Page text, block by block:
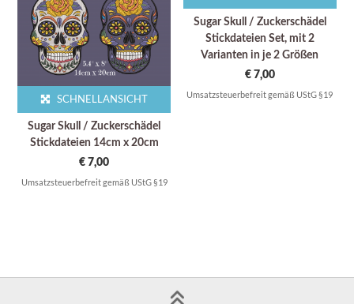
SCHNELLANSICHT
Sugar Skull / Zuckerschädel
Stickdateien 14cm x 20cm
€ 7,00
Umsatzsteuerbefreit gemäß UStG §19
Sugar Skull / Zuckerschädel
Stickdateien Set, mit 2
Varianten in je 2 Größen
€7,00
Umsatzsteuerbefreit gemäß UStG §19